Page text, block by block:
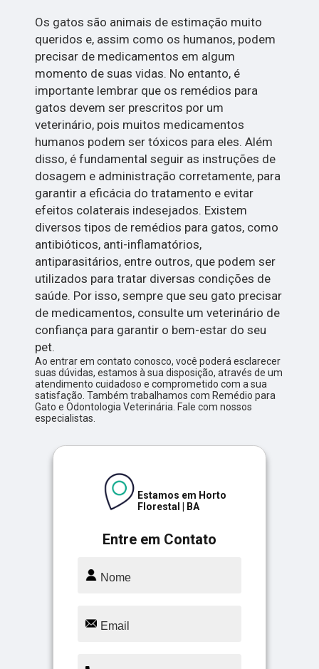
Os gatos são animais de estimação muito
queridos e, assim como os humanos, podem
precisar de medicamentos em algum
momento de suas vidas. No entanto, é
importante lembrar que os remédios para
gatos devem ser prescritos por um
veterinário, pois muitos medicamentos
humanos podem ser tóxicos para eles. Além
disso, é fundamental seguir as instruções de
dosagem e administração corretamente, para
garantir a eficácia do tratamento e evitar
efeitos colaterais indesejados. Existem
diversos tipos de remédios para gatos, como
antibióticos, anti-inflamatórios,
antiparasitários, entre outros, que podem ser
utilizados para tratar diversas condições de
saúde. Por isso, sempre que seu gato precisar
de medicamentos, consulte um veterinário de
confiança para garantir o bem-estar do seu
pet.
Ao entrar em contato conosco, você poderá esclarecer
suas dúvidas, estamos à sua disposição, através de um
atendimento cuidadoso e comprometido com a sua
satisfação. Também trabalhamos com Remédio para
Gato e Odontologia Veterinária. Fale com nossos
especialistas.
Entre em Contato
Estamos em Horto
Florestal | BA